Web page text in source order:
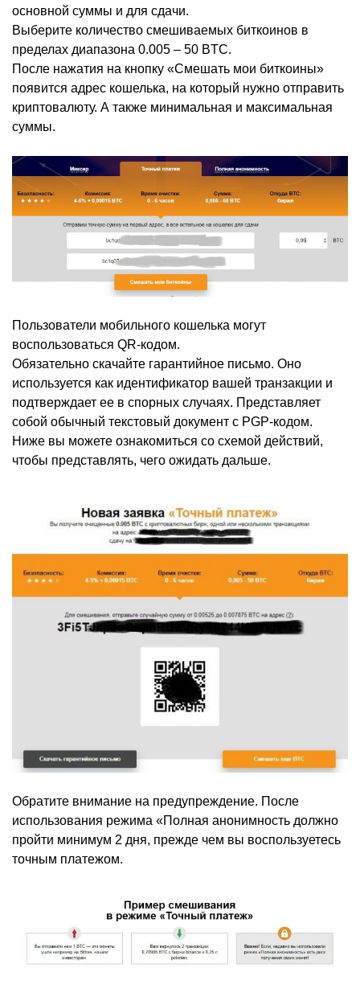
основной суммы и для сдачи.
Выберите количество смешиваемых биткоинов в
пределах диапазона 0.005 – 50 BTC.
После нажатия на кнопку «Смешать мои биткоины»
появится адрес кошелька, на который нужно отправить
криптовалюту. А также минимальная и максимальная
суммы.
Пользователи мобильного кошелька могут
воспользоваться QR-кодом.
Обязательно скачайте гарантийное письмо. Оно
используется как идентификатор вашей транзакции и
подтверждает ее в спорных случаях. Представляет
собой обычный текстовый документ с PGP-кодом.
Ниже вы можете ознакомиться со схемой действий,
чтобы представлять, чего ожидать дальше.
Обратите внимание на предупреждение. После
использования режима «Полная анонимность должно
пройти минимум 2 дня, прежде чем вы воспользуетесь
точным платежом.